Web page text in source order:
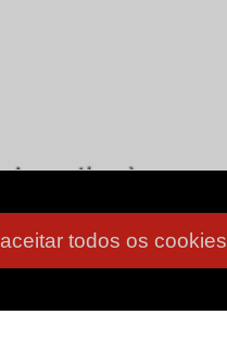
aceitar todos os cookies